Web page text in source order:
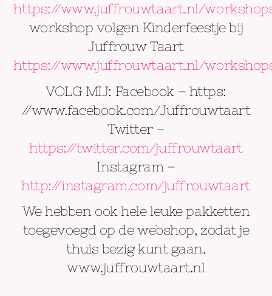
https://www.juffrouwtaart.nl/
workshop volgen Kinderfeestje bij
Juffrouw Taart
https://www.juffrouwtaart.nl/
VOLG MIJ: Facebook – https:
//www.facebook.com/Juffrouwtaart
Twitter –
https://twitter.com/juffrouwtaart
Instagram –
http://instagram.com/juffrouwtaart
We hebben ook hele leuke pakketten
toegevoegd op de webshop, zodat je
thuis bezig kunt gaan.
www.juffrouwtaart.nl